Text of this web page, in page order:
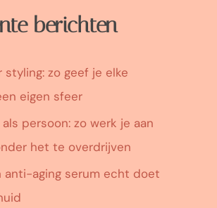
berichten
styling: zo geef je elke
eigen sfeer
persoon: zo werk je aan
het te overdrijven
anti-aging serum echt doet